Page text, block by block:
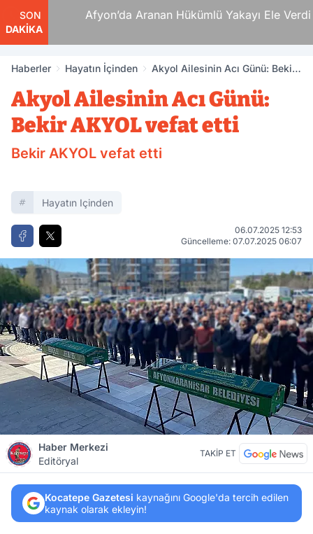
SON
DAKİKA
Afyon’da Aranan Hükümlü Yakayı Ele Verdi
Haberler Hayatın İçinden
Akyol Ailesinin Acı Günü: Bekir
Akyol Ailesinin Acı Günü:
Bekir AKYOL vefat etti
Bekir AKYOL vefat etti
Hayatın Içinden
06.07.2025 12:53
Güncelleme: 07.07.2025 06:07
Haber Merkezi
Editöryal
TAKİP ET
Kocatepe Gazetesi kaynağını Google'da tercih edilen
kaynak olarak ekleyin!